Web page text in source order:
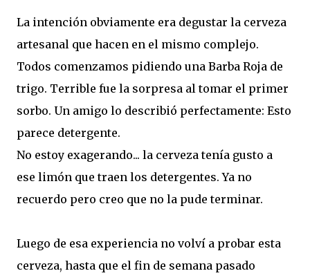
La intención obviamente era degustar la cerveza
artesanal que hacen en el mismo complejo.
Todos comenzamos pidiendo una Barba Roja de
trigo. Terrible fue la sorpresa al tomar el primer
sorbo. Un amigo lo describió perfectamente: Esto
parece detergente.
No estoy exagerando... la cerveza tenía gusto a
ese limón que traen los detergentes. Ya no
recuerdo pero creo que no la pude terminar.
Luego de esa experiencia no volví a probar esta
cerveza, hasta que el fin de semana pasado